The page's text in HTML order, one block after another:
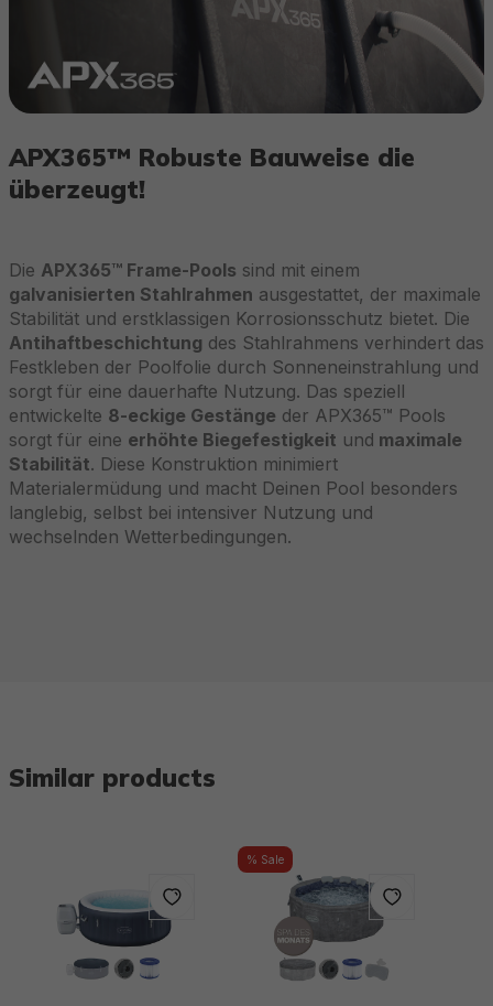
APX365™ Robuste Bauweise die
überzeugt!
Die APX365™ Frame-Pools sind mit einem
galvanisierten Stahlrahmen ausgestattet, der maximale
Stabilität und erstklassigen Korrosionsschutz bietet. Die
Antihaftbeschichtung des Stahlrahmens verhindert das
Festkleben der Poolfolie durch Sonneneinstrahlung und
sorgt für eine dauerhafte Nutzung. Das speziell
entwickelte 8-eckige Gestänge der APX365™ Pools
sorgt für eine erhöhte Biegefestigkeit und maximale
Stabilität. Diese Konstruktion minimiert
Materialermüdung und macht Deinen Pool besonders
langlebig, selbst bei intensiver Nutzung und
wechselnden Wetterbedingungen.
Similar products
% Sale